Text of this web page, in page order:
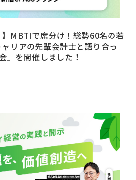
】MBTIで席分け！総勢60名の若
リアの先輩会計士と語り合っ
』を開催しました！